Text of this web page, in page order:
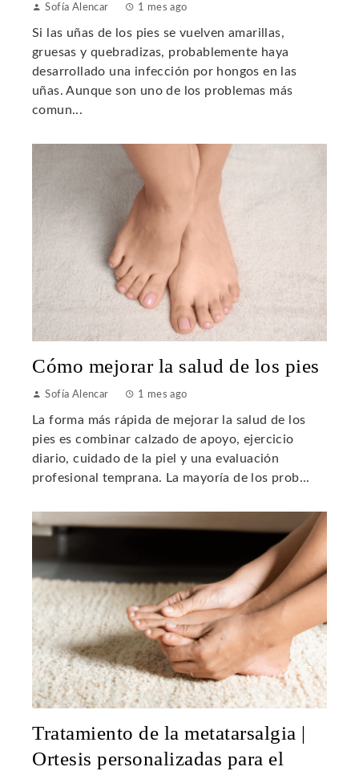
Sofía Alencar 1 mes ago
Si las uñas de los pies se vuelven amarillas,
gruesas y quebradizas, probablemente haya
desarrollado una infección por hongos en las
uñas. Aunque son uno de los problemas más
comun...
Cómo mejorar la salud de los pies
Sofía Alencar 1 mes ago
La forma más rápida de mejorar la salud de los
pies es combinar calzado de apoyo, ejercicio
diario, cuidado de la piel y una evaluación
profesional temprana. La mayoría de los prob...
Tratamiento de la metatarsalgia |
Ortesis personalizadas para el